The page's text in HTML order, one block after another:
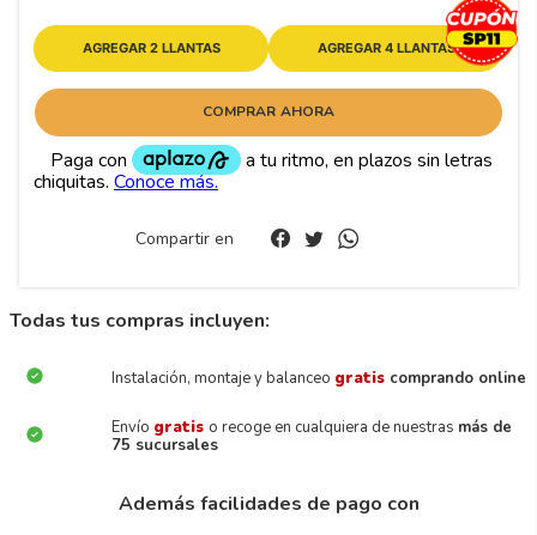
AGREGAR 2 LLANTAS AGREGAR 4 LLANTAS
COMPRAR AHORA
Compartir en
Todas tus compras incluyen:
Instalación, montaje y balanceo gratis comprando online
Envío gratis o recoge en cualquiera de nuestras más de
75 sucursales
Además facilidades de pago con